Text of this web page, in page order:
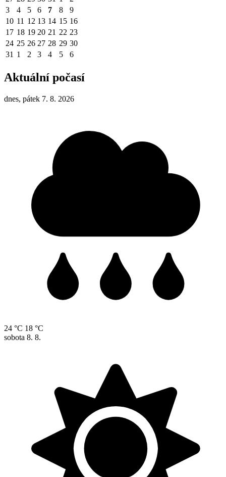
3
4 5 6 7 8
9
10 11 12 13 14 15 16
17 18 19 20 21 22 23
24 25 26 27 28 29 30
31 1 2 3 4 5 6
Aktuální počasí
dnes, pátek 7. 8. 2026
24 °C 18 °C
sobota 8. 8.